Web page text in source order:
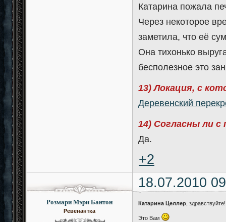
Катарина пожала
Через некоторое
заметила, что её
Она тихонько
бесполезное это
13) Локация, с
Деревенский
14) Согласны ли с
Да.
+2
18.07.2010
Розмари Мэри Бантон
Ревенантка
Катарина Целлер ,
Это Вам